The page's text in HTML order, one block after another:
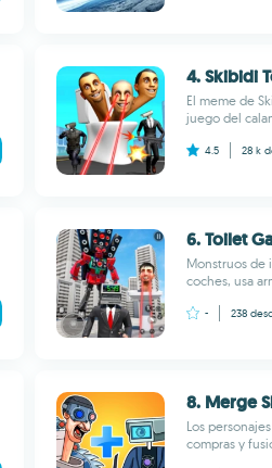
4. Skibidi
El meme de
juego del
4.5 28 k
6. Toilet
Monstruos de
coches, usa
- 238
8. Merge
Los
compras y